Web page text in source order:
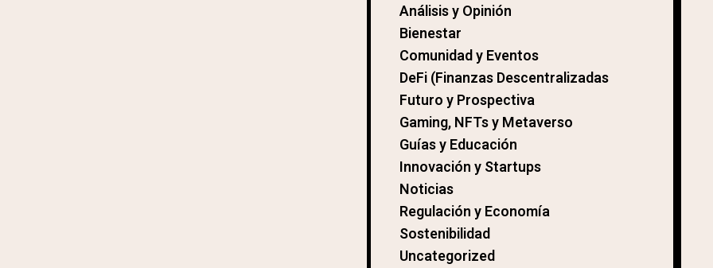
Análisis y Opinión
Bienestar
Comunidad y Eventos
DeFi (Finanzas Descentralizadas
Futuro y Prospectiva
Gaming, NFTs y Metaverso
Guías y Educación
Innovación y Startups
Noticias
Regulación y Economía
Sostenibilidad
Uncategorized